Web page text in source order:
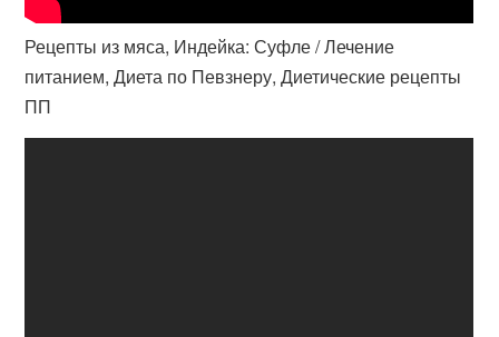
Рецепты из мяса, Индейка: Суфле / Лечение
питанием, Диета по Певзнеру, Диетические рецепты
ПП